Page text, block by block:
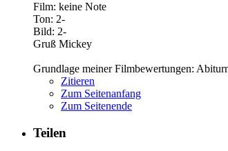
Film: keine Note
Ton: 2-
Bild: 2-
Gruß Mickey
Grundlage meiner Filmbewertungen:
Zitieren
Zum Seitenanfang
Zum Seitenende
Teilen